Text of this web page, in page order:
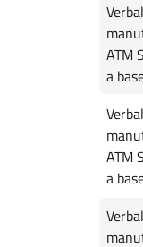
ATM
a
ATM
a